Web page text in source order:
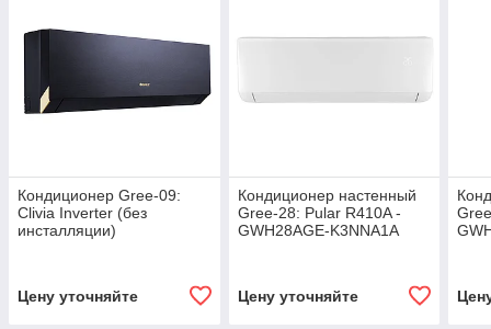
Кондиционер Gree-09:
Clivia Inverter (без
инсталляции)
Цену уточняйте
Кондиционер настенный
Gree-28: Pular R410A -
GWH28AGE-K3NNA1A
Цену уточняйте